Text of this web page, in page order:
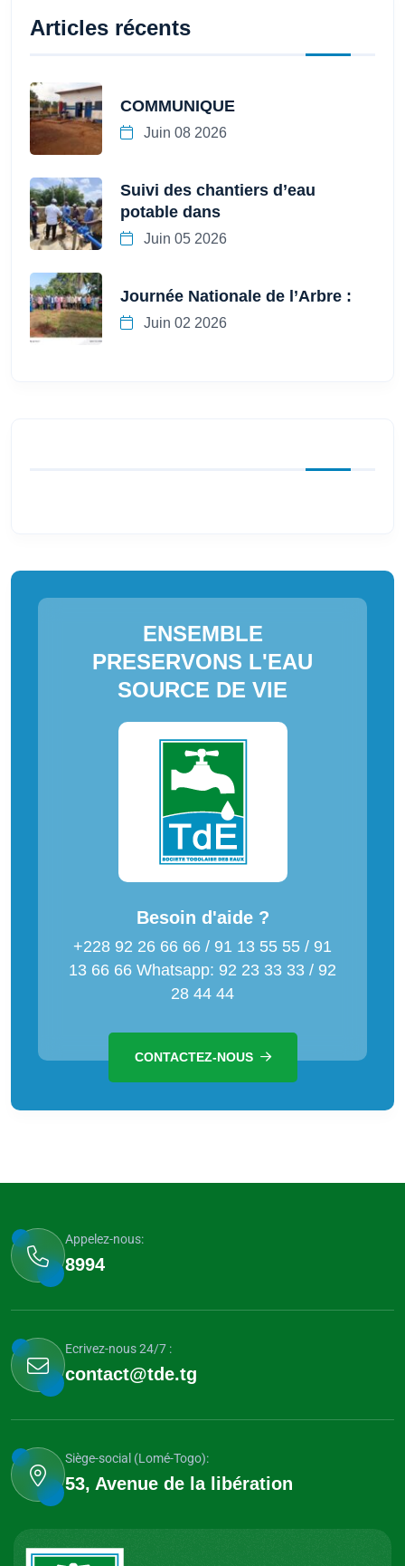
Articles récents
COMMUNIQUE
Juin 08 2026
Suivi des chantiers d’eau
potable dans
Juin 05 2026
Journée Nationale de l’Arbre :
Juin 02 2026
ENSEMBLE
PRESERVONS L'EAU
SOURCE DE VIE
Besoin d'aide ?
+228 92 26 66 66 / 91 13 55 55 / 91
13 66 66 Whatsapp: 92 23 33 33 / 92
28 44 44
CONTACTEZ-NOUS
Appelez-nous:
8994
Ecrivez-nous 24/7 :
contact@tde.tg
Siège-social (Lomé-Togo):
53, Avenue de la libération